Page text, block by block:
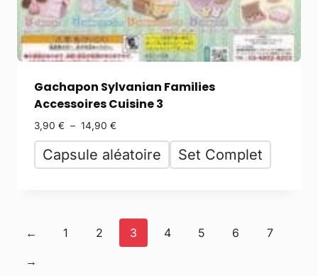
Gachapon Sylvanian Families
Accessoires Cuisine 3
3,90 € – 14,90 €
Capsule aléatoire Set Complet
← 1 2 3 4 5 6
7
→